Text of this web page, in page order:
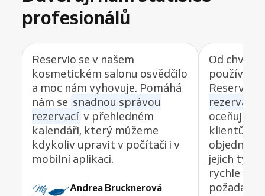
profesionálů
Reservio se v našem
kosmetickém salonu osvědčilo
a moc nám vyhovuje. Pomáhá
nám se snadnou správou
rezervací v přehledném
kalendáři, který můžeme
kdykoliv upravit v počítači i v
mobilní aplikaci.
Andrea Brucknerová
Od chvíle,
používat
Reservio,
rezervací
oceňuji
klientům
jejich tým
rychle